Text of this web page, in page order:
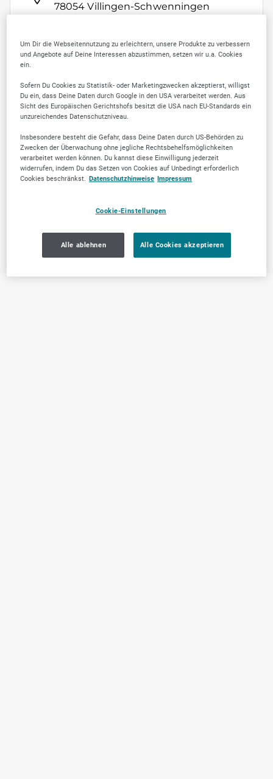
78054 Villingen-Schwenningen
Kontakt speichern
5
Jetzt empfehlen
Um Dir die Webseitennutzung zu erleichtern, unsere Produkte zu verbessern
und Angebote auf Deine Interessen abzustimmen, setzen wir u.a. Cookies
ein.
Sofern Du Cookies zu Statistik- oder Marketingzwecken akzeptierst, willigst
Du ein, dass Deine Daten durch Google in den USA verarbeitet werden. Aus
Sicht des Europäischen Gerichtshofs besitzt die USA nach EU-Standards ein
unzureichendes Datenschutzniveau.
Insbesondere besteht die Gefahr, dass Deine Daten durch US-Behörden zu
Zwecken der Überwachung ohne jegliche Rechtsbehelfsmöglichkeiten
verarbeitet werden können. Du kannst diese Einwilligung jederzeit
widerrufen, indem Du das Setzen von Cookies auf Unbedingt erforderlich
Cookies beschränkst. Datenschutzhinweise Impressum
Cookie-Einstellungen
Alle ablehnen Alle Cookies akzeptieren